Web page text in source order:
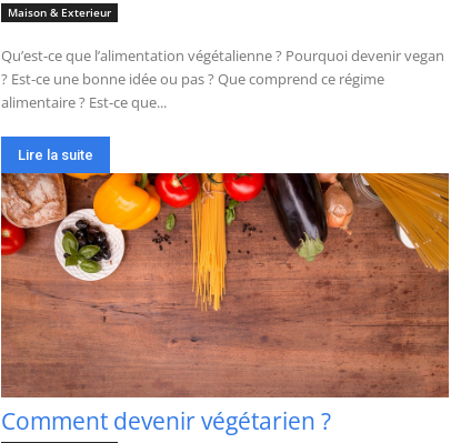
Maison & Exterieur
Qu’est-ce que l’alimentation végétalienne ? Pourquoi devenir vegan
? Est-ce une bonne idée ou pas ? Que comprend ce régime
alimentaire ? Est-ce que...
Lire la suite
Comment devenir végétarien ?